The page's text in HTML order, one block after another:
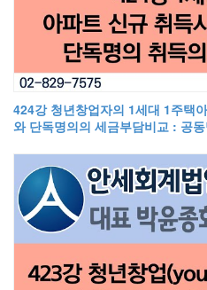
424강 청년창업자의 1세대 1주택
와 단독명의의 세금부담비교 : 공